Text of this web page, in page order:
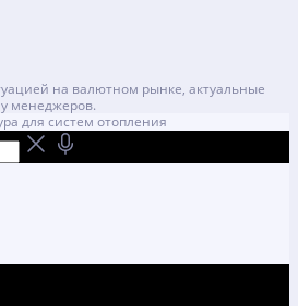
на валютном рынке, актуальные
менеджеров.
для систем отопления